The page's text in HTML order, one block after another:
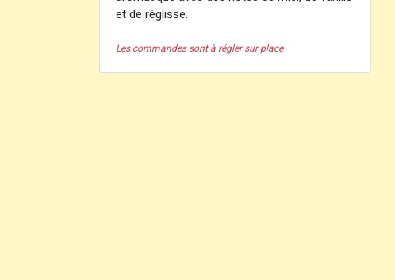
et de réglisse.
Les commandes sont à régler sur place